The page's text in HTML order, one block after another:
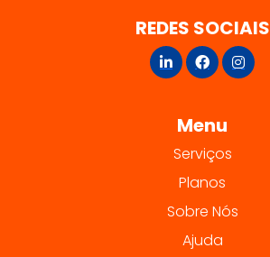
REDES SOCIAIS
Menu
Serviços
Planos
Sobre Nós
Ajuda